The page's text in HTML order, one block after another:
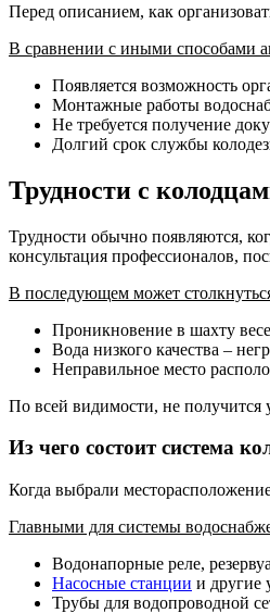
Перед описанием, как
В сравнении с иными способами
Появляется возможность
Монтажные работы
Не требуется получение
Долгий срок службы
Трудности с
Трудности обычно появляются,
консультация профессионалов,
В последующем может
Проникновение в шахту
Вода низкого качества –
Неправильное место
По всей видимости, не получится
Из чего состоит система
Когда выбрали месторасположение
Главными для системы
Водонапорные реле,
Насосные станции и другие
Трубы для водопроводной